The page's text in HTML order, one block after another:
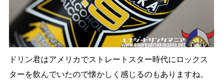
ドリン君はアメリカでストレートスター時代にロックス
ターを飲んでいたので懐かしく感じるのもありますね。